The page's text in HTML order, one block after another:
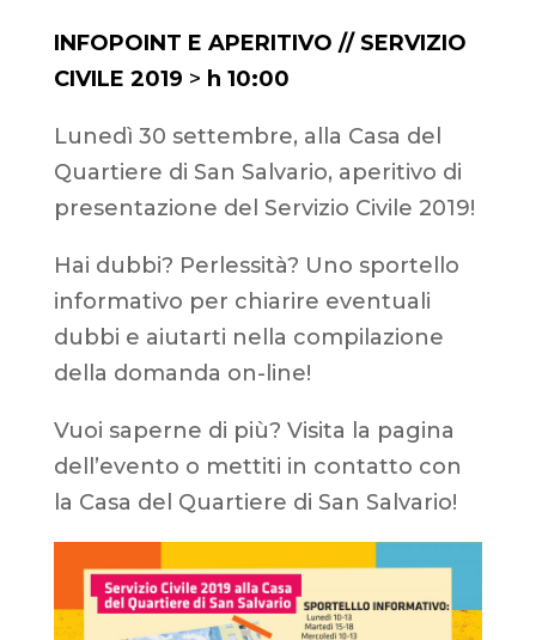
INFOPOINT E APERITIVO // SERVIZIO
CIVILE 2019 > h 10:00
Lunedì 30 settembre, alla Casa del
Quartiere di San Salvario, aperitivo di
presentazione del Servizio Civile 2019!
Hai dubbi? Perlessità? Uno sportello
informativo per chiarire eventuali
dubbi e aiutarti nella compilazione
della domanda on-line!
Vuoi saperne di più? Visita la pagina
dell’evento o mettiti in contatto con
la Casa del Quartiere di San Salvario!